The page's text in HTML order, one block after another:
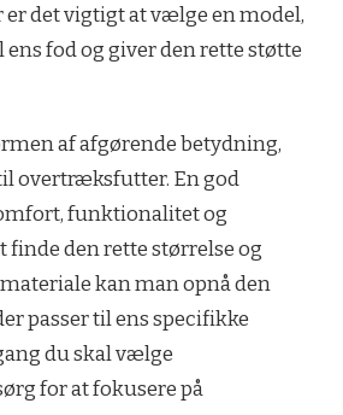
det vigtigt at vælge en model,
ens fod og giver den rette støtte
af afgørende betydning,
overtræksfutter. En god
funktionalitet og
finde den rette størrelse og
kan man opnå den
passer til ens specifikke
du skal vælge
for at fokusere på